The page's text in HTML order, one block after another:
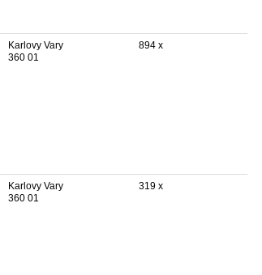
Karlovy Vary
360 01
894 x
Karlovy Vary
360 01
319 x